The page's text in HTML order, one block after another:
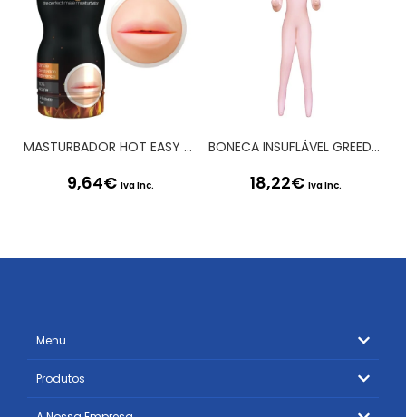
MASTURBADOR HOT EASY RIDER BOCA
9,64€ Iva Inc.
BONECA INSUFLÁVEL GREEDY GILF
18,22€ Iva Inc.
Menu
Produtos